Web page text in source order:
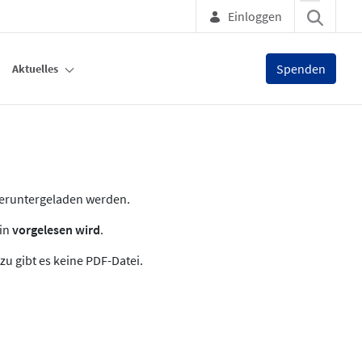
Einloggen
Aktuelles Spenden
werden.
vorgelesen wird.
gibt es keine PDF-Datei.